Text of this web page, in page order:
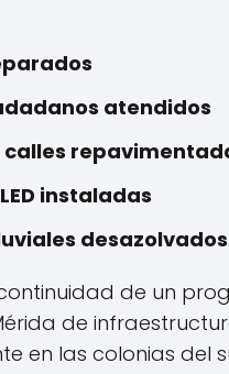
atendidos
calles
instaladas
desazolvados
de un
de
en las colonias del